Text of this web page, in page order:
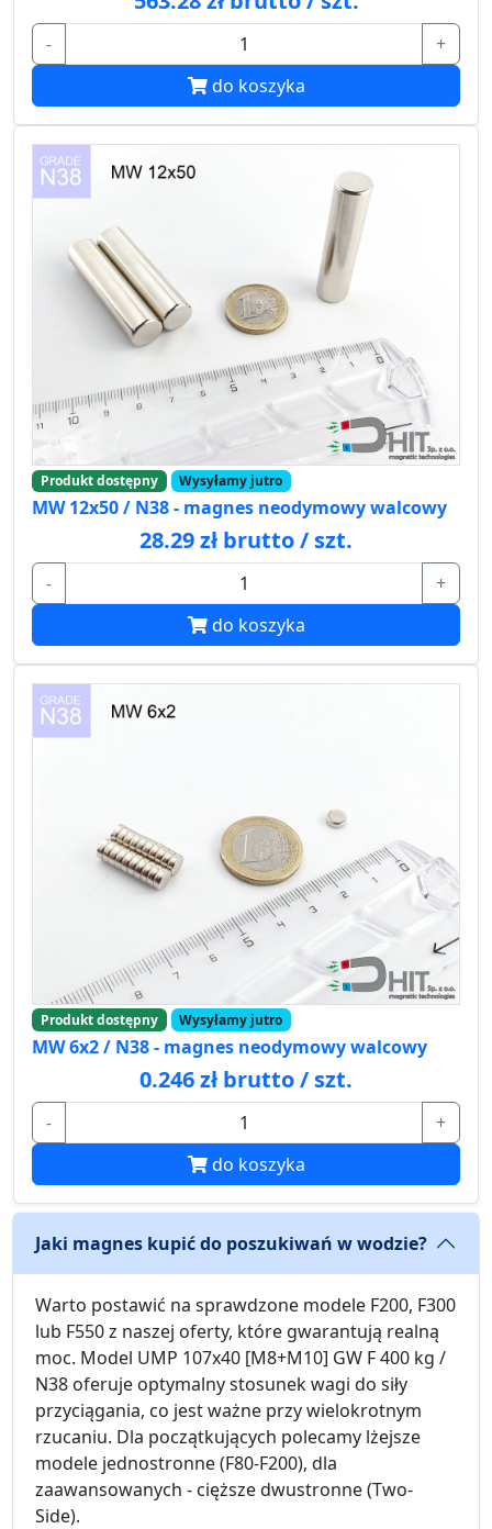
-
+
do koszyka
Produkt dostępny Wysyłamy jutro
MW 12x50 / N38 - magnes neodymowy walcowy
28.29 zł brutto / szt.
-
+
do koszyka
Produkt dostępny Wysyłamy jutro
MW 6x2 / N38 - magnes neodymowy walcowy
0.246 zł brutto / szt.
-
+
do koszyka
Jaki magnes kupić do poszukiwań w wodzie?
Warto postawić na sprawdzone modele F200, F300
lub F550 z naszej oferty, które gwarantują realną
moc. Model UMP 107x40 [M8+M10] GW F 400 kg /
N38 oferuje optymalny stosunek wagi do siły
przyciągania, co jest ważne przy wielokrotnym
rzucaniu. Dla początkujących polecamy lżejsze
modele jednostronne (F80-F200), dla
zaawansowanych - cięższe dwustronne (Two-
Side).